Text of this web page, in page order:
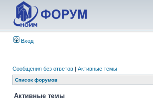
Вход
Сообщения без ответов | Активные темы
Список форумов
Активные темы